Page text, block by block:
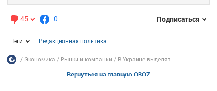
45 0 Подписаться
Теги Редакционная политика
Экономика Рынки и компании В Украине выделят...
Вернуться на главную OBOZ